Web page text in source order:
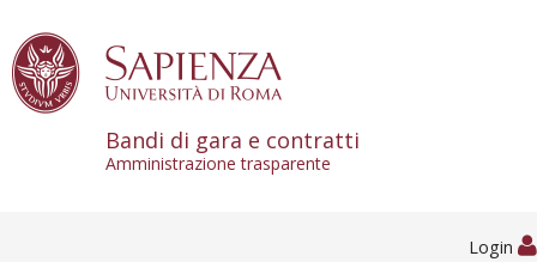
Bandi di gara e contratti
Amministrazione trasparente
Login